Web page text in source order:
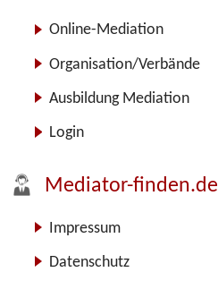
Online-Mediation
Organisation/Verbände
Ausbildung Mediation
Login
Mediator-finden.de
Impressum
Datenschutz